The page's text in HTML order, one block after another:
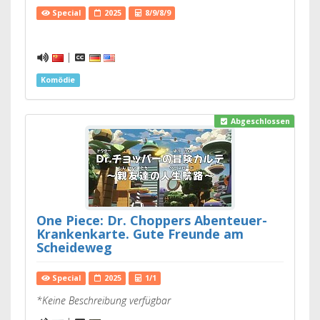
Special 2025 8/9/8/9
|
Komödie
Abgeschlossen
One Piece: Dr. Choppers Abenteuer-
Krankenkarte. Gute Freunde am
Scheideweg
Special 2025 1/1
*Keine Beschreibung verfügbar